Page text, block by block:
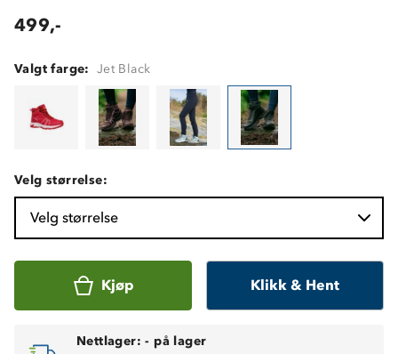
499,-
Valgt farge: Jet Black
Velg størrelse:
Velg størrelse
Kjøp Klikk & Hent
Nettlager: - på lager